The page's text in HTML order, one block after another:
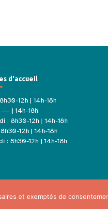
d'accueil
12h | 14h-18h
| 14h-18h
: 8h30-12h | 14h-18h
12h | 14h-18h
: 8h30-12h | 14h-18h
Plan du site
et exemptés de